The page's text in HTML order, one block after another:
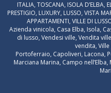
ITALIA, TOSCANA, ISOLA D’ELBA,
PRESTIGIO, LUXURY, LUSSO, VISTA
APPARTAMENTI, VILLE DI
Azienda vinicola, Casa Elba, Isola,
di lusso, Vendesi ville, Vendita
vendita, Ville
Portoferraio, Capoliveri, Lacona,
Marciana Marina, Campo